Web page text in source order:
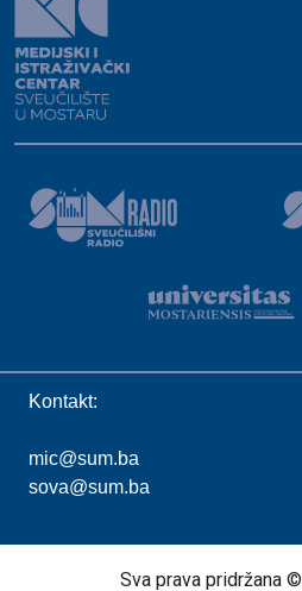
Kontakt:
mic@sum.ba
sova@sum.ba
Sva prava pridržana ©